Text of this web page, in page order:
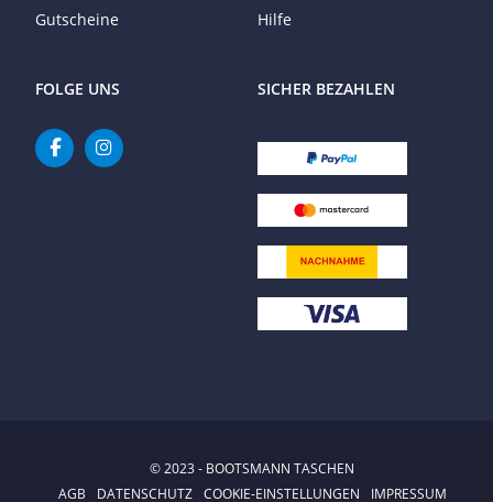
Gutscheine
Hilfe
FOLGE UNS SICHER BEZAHLEN
© 2023 - BOOTSMANN TASCHEN
AGB
DATENSCHUTZ COOKIE-EINSTELLUNGEN IMPRESSUM